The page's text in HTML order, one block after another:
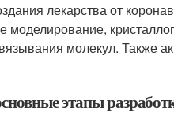
лекарства от
моделирование,
молекул. Также
этапы